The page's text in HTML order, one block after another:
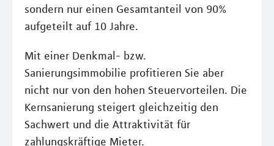
sondern nur einen Gesamtanteil von 90%
aufgeteilt auf 10 Jahre.
Mit einer Denkmal- bzw.
Sanierungsimmobilie profitieren Sie aber
nicht nur von den hohen Steuervorteilen. Die
Kernsanierung steigert gleichzeitig den
Sachwert und die Attraktivität für
zahlungskräftige Mieter.